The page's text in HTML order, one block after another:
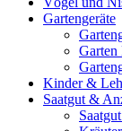
Gartengeräte
Garten
Kinder &
Saatgut &